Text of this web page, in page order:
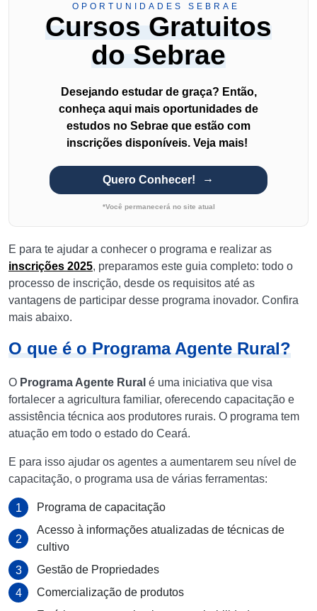
OPORTUNIDADES SEBRAE
Cursos Gratuitos
do Sebrae
Desejando estudar de graça? Então,
conheça aqui mais oportunidades de
estudos no Sebrae que estão com
inscrições disponíveis. Veja mais!
Quero Conhecer!
*Você permanecerá no site atual
E para te ajudar a conhecer o programa e realizar as
inscrições 2025, preparamos este guia completo: todo o
processo de inscrição, desde os requisitos até as
vantagens de participar desse programa inovador. Confira
mais abaixo.
O que é o Programa Agente Rural?
O Programa Agente Rural é uma iniciativa que visa
fortalecer a agricultura familiar, oferecendo capacitação e
assistência técnica aos produtores rurais. O programa tem
atuação em todo o estado do Ceará.
E para isso ajudar os agentes a aumentarem seu nível de
capacitação, o programa usa de várias ferramentas:
Programa de capacitação
Acesso à informações atualizadas de técnicas de
cultivo
Gestão de Propriedades
Comercialização de produtos